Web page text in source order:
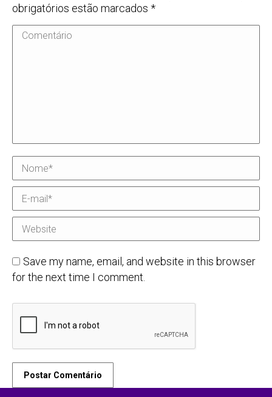
obrigatórios estão marcados *
Comentário
Nome *
E-mail *
Website
Save my name, email, and website in this browser
for the next time I comment.
Postar Comentário